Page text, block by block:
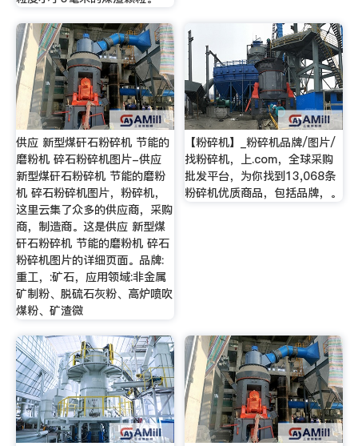
供应 新型煤矸石粉碎机 节能的
磨粉机 碎石粉碎机图片-供应
新型煤矸石粉碎机 节能的磨粉
机 碎石粉碎机图片，粉碎机，
这里云集了众多的供应商，采购
商，制造商。这是供应 新型煤
矸石粉碎机 节能的磨粉机 碎石
粉碎机图片的详细页面。品牌:
重工，:矿石，应用领域:非金属
矿制粉、脱硫石灰粉、高炉喷吹
煤粉、矿渣微
【粉碎机】_粉碎机品牌/图片/
找粉碎机，上.com，全球采购
批发平台，为你找到13,068条
粉碎机优质商品，包括品牌，。